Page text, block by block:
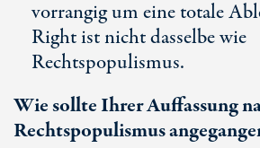
vorrangig um eine totale
Right ist nicht dasselbe wie
Rechtspopulismus.
Wie sollte Ihrer Auffassung
Rechtspopulismus